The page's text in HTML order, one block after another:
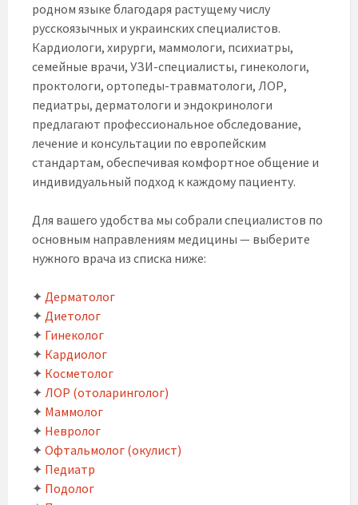
родном языке благодаря растущему числу
русскоязычных и украинских специалистов.
Кардиологи, хирурги, маммологи, психиатры,
семейные врачи, УЗИ-специалисты, гинекологи,
проктологи, ортопеды-травматологи, ЛОР,
педиатры, дерматологи и эндокринологи
предлагают профессиональное обследование,
лечение и консультации по европейским
стандартам, обеспечивая комфортное общение и
индивидуальный подход к каждому пациенту.
Для вашего удобства мы собрали специалистов по
основным направлениям медицины — выберите
нужного врача из списка ниже:
✦ Дерматолог
✦ Диетолог
✦ Гинеколог
✦ Кардиолог
✦ Косметолог
✦ ЛОР (отоларинголог)
✦ Маммолог
✦ Невролог
✦ Офтальмолог (окулист)
✦ Педиатр
✦ Подолог